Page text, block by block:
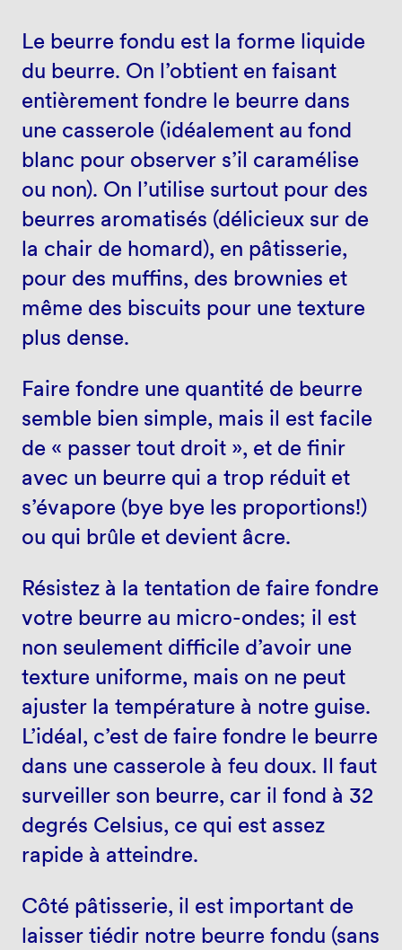
Le beurre fondu est la forme liquide
du beurre. On l’obtient en faisant
entièrement fondre le beurre dans
une casserole (idéalement au fond
blanc pour observer s’il caramélise
ou non). On l’utilise surtout pour des
beurres aromatisés (délicieux sur de
la chair de homard), en pâtisserie,
pour des muffins, des brownies et
même des biscuits pour une texture
plus dense.
Faire fondre une quantité de beurre
semble bien simple, mais il est facile
de « passer tout droit », et de finir
avec un beurre qui a trop réduit et
s’évapore (bye bye les proportions!)
ou qui brûle et devient âcre.
Résistez à la tentation de faire fondre
votre beurre au micro-ondes; il est
non seulement difficile d’avoir une
texture uniforme, mais on ne peut
ajuster la température à notre guise.
L’idéal, c’est de faire fondre le beurre
dans une casserole à feu doux. Il faut
surveiller son beurre, car il fond à 32
degrés Celsius, ce qui est assez
rapide à atteindre.
Côté pâtisserie, il est important de
laisser tiédir notre beurre fondu (sans